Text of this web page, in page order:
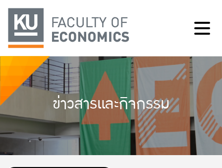
ข่าวสารและกิจกรรม